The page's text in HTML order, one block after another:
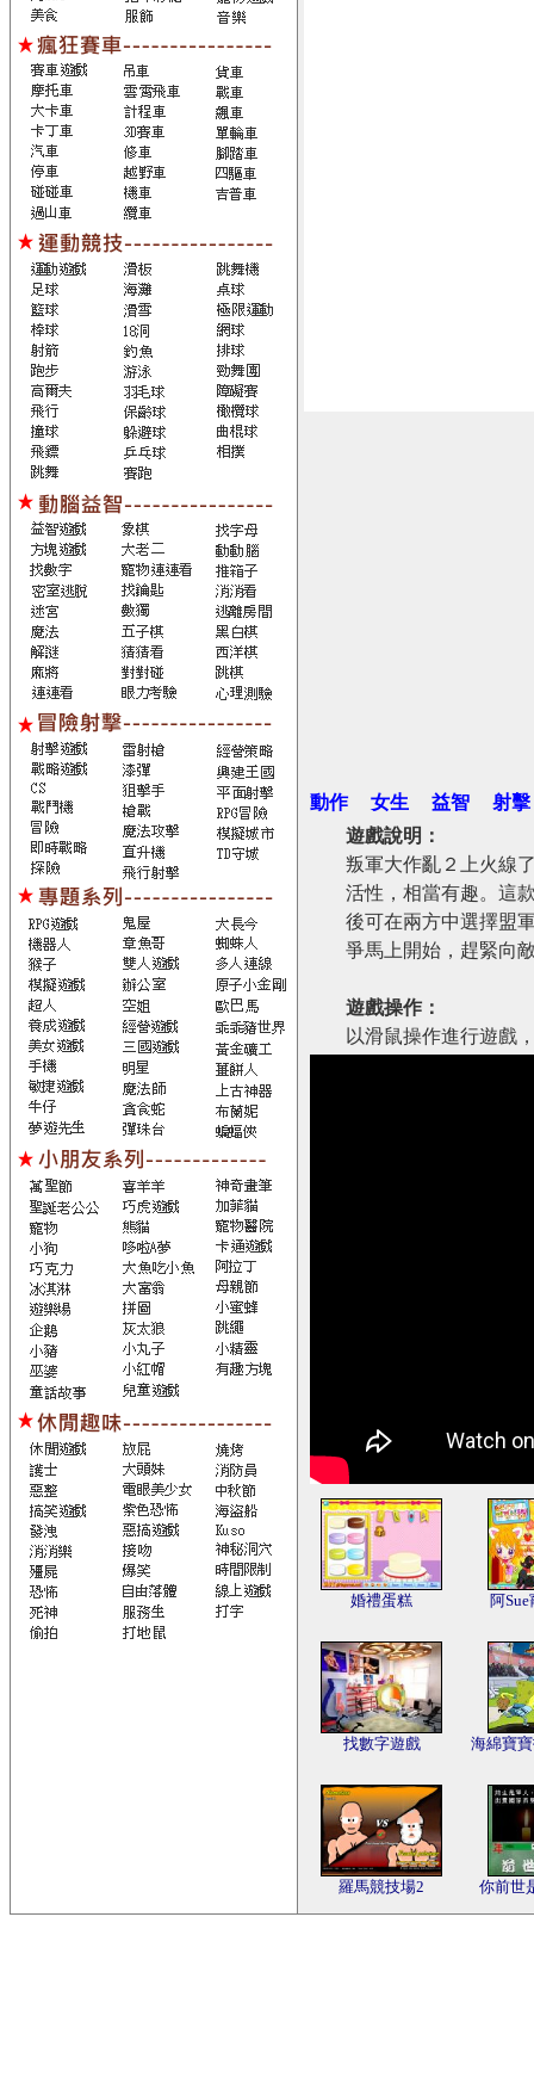
動作 女生 益智
射擊
遊戲說明：
叛軍大作亂２上火線
活性，相當有趣。這
後可在兩方中選擇盟
爭馬上開始，趕緊向
遊戲操作：
以滑鼠操作進行遊戲
婚禮蛋糕 阿
找數字遊戲 海綿寶
羅馬競技場2 你前世